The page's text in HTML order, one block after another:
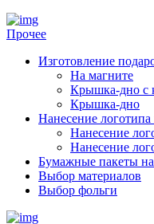
Прочее
Изготовление
На магните
Крышка-дно с
Крышка-дно
Нанесение
Нанесение
Нанесение
Бумажные пакеты на
Выбор материалов
Выбор фольги